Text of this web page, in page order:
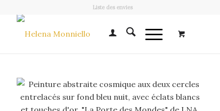
Liste des envies